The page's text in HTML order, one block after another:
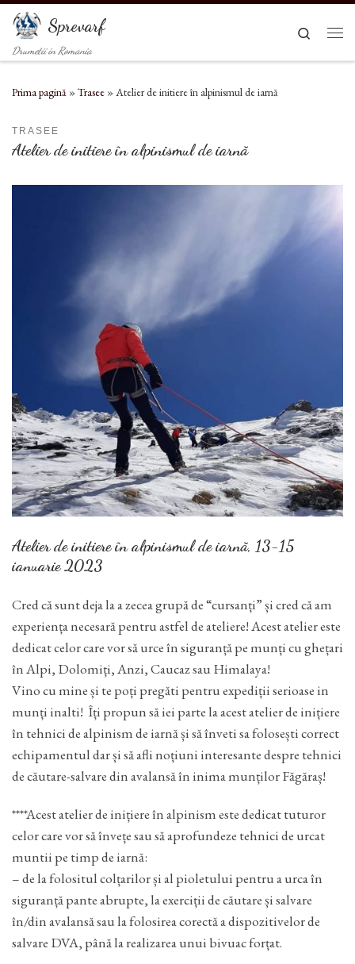
Sari la conținut
Sprevarf
Drumetii in Romania
Search
Prima pagină »Trasee »Atelier de initiere în alpinismul de iarnă
TRASEE
Atelier de initiere în alpinismul de iarnă
Atelier de initiere în alpinismul de iarnă, 13-15
ianuarie 2023
Cred că sunt deja la a zecea grupă de “cursanți” și cred că am
experiența necesară pentru astfel de ateliere! Acest atelier este
dedicat celor care vor să urce în siguranță pe munți cu ghețari
în Alpi, Dolomiți, Anzi, Caucaz sau Himalaya!
Vino cu mine și te poți pregăti pentru expediții serioase in
munți inalti! Îți propun să iei parte la acest atelier de inițiere
în tehnici de alpinism de iarnă și să înveti sa folosești correct
echipamentul dar și să afli noțiuni interesante despre tehnici
de căutare-salvare din avalansă în inima munților Făgăraș!
****Acest atelier de inițiere în alpinism este dedicat tuturor
celor care vor să învețe sau să aprofundeze tehnici de urcat
muntii pe timp de iarnă:
– de la folositul colțarilor și al pioletului pentru a urca în
siguranță pante abrupte, la exerciții de căutare și salvare
în/din avalansă sau la folosirea corectă a dispozitivelor de
salvare DVA, până la realizarea unui bivuac forțat.